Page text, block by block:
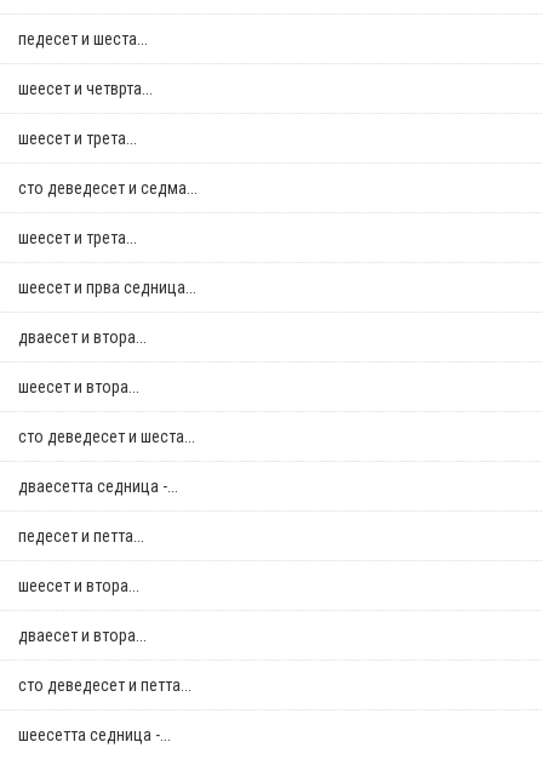
педесет и шеста...
шеесет и четврта...
шеесет и трета...
сто деведесет и седма...
шеесет и трета...
шеесет и прва седница...
дваесет и втора...
шеесет и втора...
сто деведесет и шеста...
дваесетта седница -...
педесет и петта...
шеесет и втора...
дваесет и втора...
сто деведесет и петта...
шеесетта седница -...